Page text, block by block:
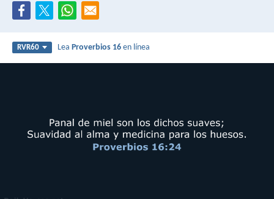
RVR60 LeaProverbios 16 en línea